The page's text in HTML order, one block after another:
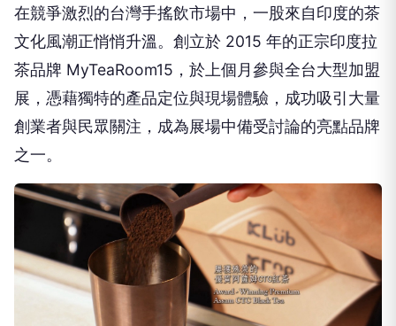
在競爭激烈的台灣手搖飲市場中，一股來自印度的茶
文化風潮正悄悄升溫。創立於 2015 年的正宗印度拉
茶品牌 MyTeaRoom15，於上個月參與全台大型加盟
展，憑藉獨特的產品定位與現場體驗，成功吸引大量
創業者與民眾關注，成為展場中備受討論的亮點品牌
之一。